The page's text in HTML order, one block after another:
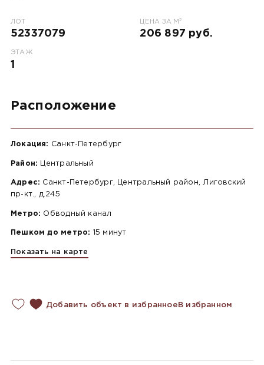
ЛОТ
52337079
ЦЕНА ЗА М2
206 897 руб.
ЭТАЖ
1
Расположение
Локация: Санкт-Петербург
Район: Центральный
Адрес: Санкт-Петербург, Центральный район, Лиговский
пр-кт., д.245
Метро: Обводный канал
Пешком до метро: 15 минут
Показать на карте
Добавить объект в избранное В избранном